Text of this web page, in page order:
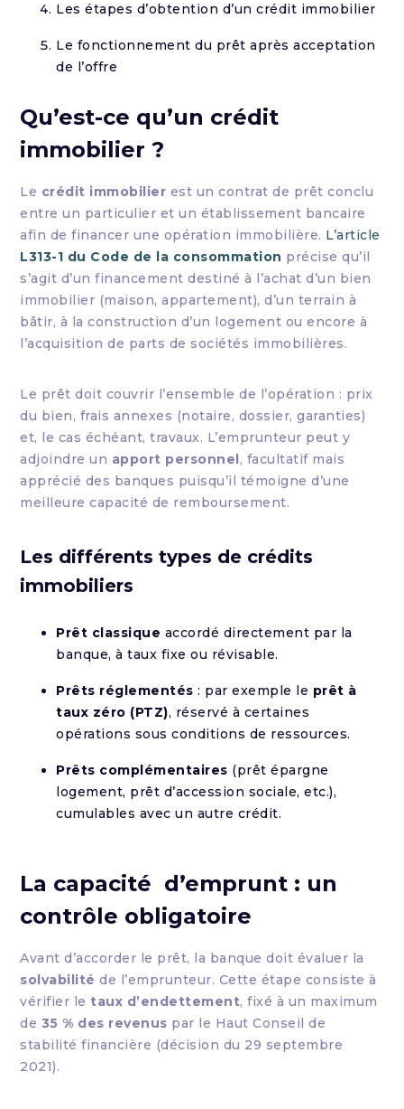
Les étapes d’obtention d’un crédit immobilier
Le fonctionnement du prêt après acceptation
de l’offre
Qu’est-ce qu’un crédit
immobilier ?
Le crédit immobilier est un contrat de prêt conclu
entre un particulier et un établissement bancaire
afin de financer une opération immobilière. L’article
L313-1 du Code de la consommation précise qu’il
s’agit d’un financement destiné à l’achat d’un bien
immobilier (maison, appartement), d’un terrain à
bâtir, à la construction d’un logement ou encore à
l’acquisition de parts de sociétés immobilières.
Le prêt doit couvrir l’ensemble de l’opération : prix
du bien, frais annexes (notaire, dossier, garanties)
et, le cas échéant, travaux. L’emprunteur peut y
adjoindre un apport personnel, facultatif mais
apprécié des banques puisqu’il témoigne d’une
meilleure capacité de remboursement.
Les différents types de crédits
immobiliers
Prêt classique accordé directement par la
banque, à taux fixe ou révisable.
Prêts réglementés : par exemple le prêt à
taux zéro (PTZ), réservé à certaines
opérations sous conditions de ressources.
Prêts complémentaires (prêt épargne
logement, prêt d’accession sociale, etc.),
cumulables avec un autre crédit.
La capacité d’emprunt : un
contrôle obligatoire
Avant d’accorder le prêt, la banque doit évaluer la
solvabilité de l’emprunteur. Cette étape consiste à
vérifier le taux d’endettement, fixé à un maximum
de 35 % des revenus par le Haut Conseil de
stabilité financière (décision du 29 septembre
2021).